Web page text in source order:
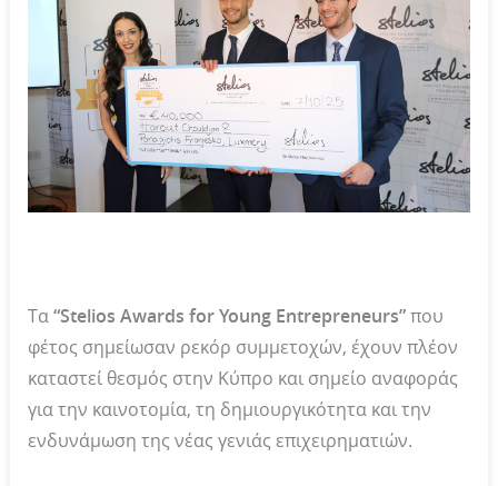
Τα“Stelios Awards for Young Entrepreneurs”που
φέτος σημείωσαν ρεκόρ συμμετοχών, έχουν πλέον
καταστεί θεσμός στην Κύπρο και σημείο αναφοράς
για την καινοτομία, τη δημιουργικότητα και την
ενδυνάμωση της νέας γενιάς επιχειρηματιών.